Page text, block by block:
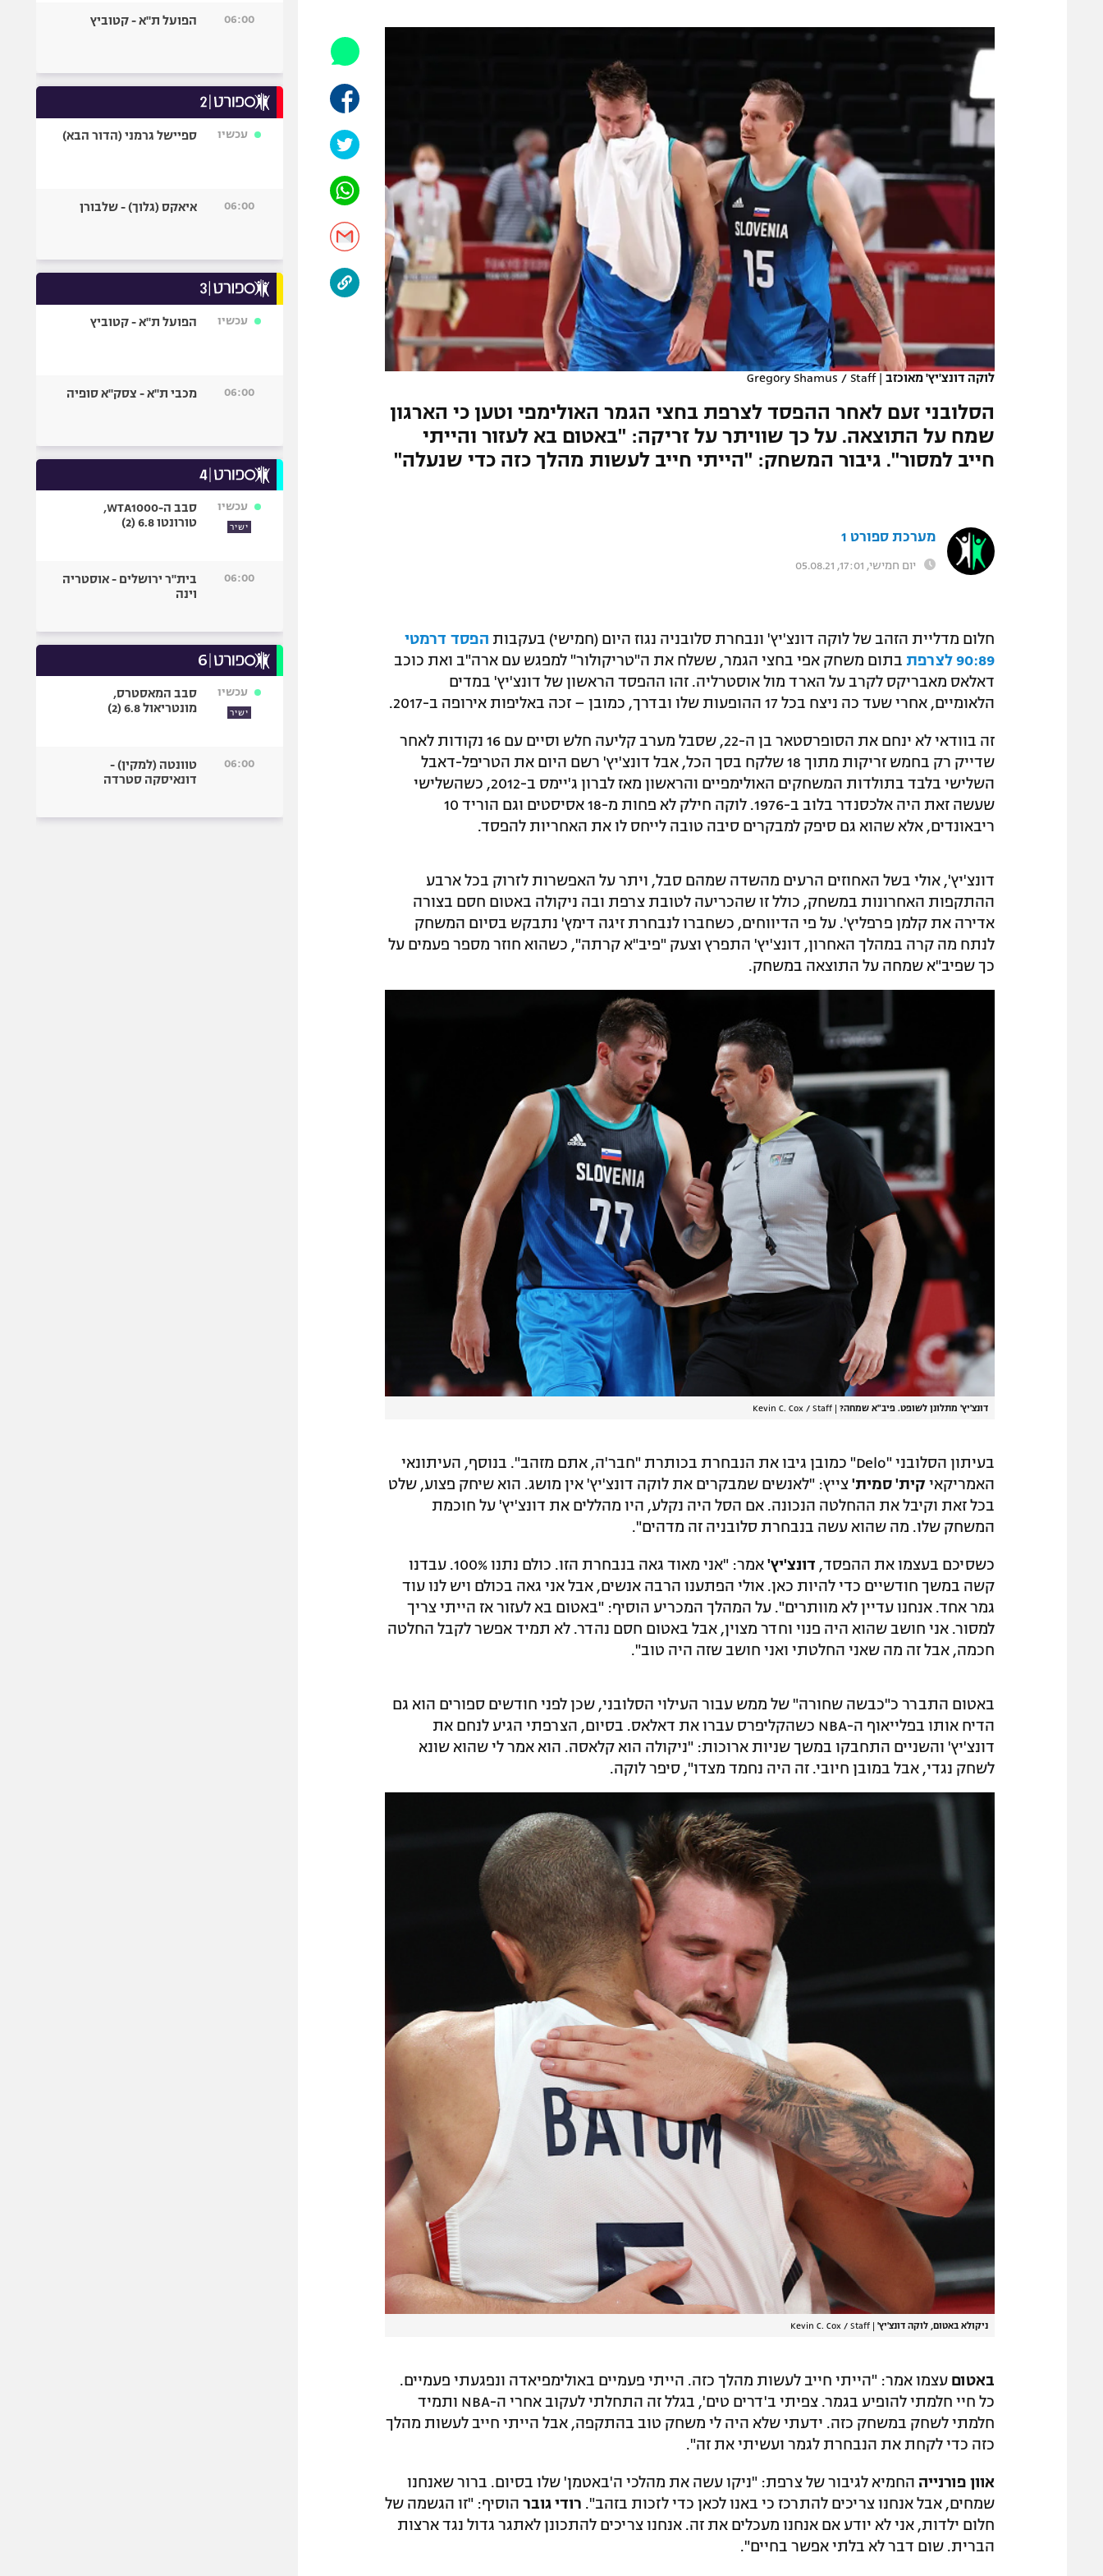
תקנון משתתפים וזוכים בפרסים
תקנון עבור פעילות אלקטרה
תקנון עבור פעילות ספורט 1 – "מרלן"
גיימינג E-Sports
תנאי שימוש
מדיניות פרטיות
תקנון פעילות ספורט 1
רשיון להקרנה פומבית לבית עסק
הצטרפות לחבילת הערוצים
תגיות
המגזין
הפועל תל אביב
הפועל באר שבע
מכבי נתניה
בני יהודה
ליגה סינית
ליגות נוספות
אופניים
כדורמים
פוטבול אמריקאי NFL
בייסבול MLB
לוקה דונצ'יץ' מאוכזב |
Gregory Shamus / Staff
הסלובני זעם לאחר ההפסד לצרפת בחצי הגמר האולימפי וטען כי הארגון
שמח על התוצאה. על כך שוויתר על זריקה: "באטום בא לעזור והייתי
חייב למסור". גיבור המשחק: "הייתי חייב לעשות מהלך כזה כדי שנעלה"
מערכת ספורט 1
יום חמישי, 17:01, 05.08.21
חלום מדליית הזהב של לוקה דונצ'יץ' ונבחרת סלובניה נגוז היום (חמישי) בעקבות הפסד דרמטי
90:89 לצרפת
בתום משחק אפי בחצי הגמר, ששלח את ה"טריקולור" למפגש עם ארה"ב ואת כוכב
דאלאס מאבריקס לקרב על הארד מול אוסטרליה. זהו ההפסד הראשון של דונצ'יץ' במדים
הלאומיים, אחרי שעד כה ניצח בכל 17 ההופעות שלו ובדרך, כמובן – זכה באליפות אירופה ב-2017.
זה בוודאי לא ינחם את הסופרסטאר בן ה-22, שסבל מערב קליעה חלש וסיים עם 16 נקודות לאחר
שדייק רק בחמש זריקות מתוך 18 שלקח בסך הכל, אבל דונצ'יץ' רשם היום את הטריפל-דאבל
השלישי בלבד בתולדות המשחקים האולימפיים והראשון מאז לברון ג'יימס ב-2012, כשהשלישי
שעשה זאת היה אלכסנדר בלוב ב-1976. לוקה חילק לא פחות מ-18 אסיסטים וגם הוריד 10
ריבאונדים, אלא שהוא גם סיפק למבקרים סיבה טובה לייחס לו את האחריות להפסד.
דונצ'יץ', אולי בשל האחוזים הרעים מהשדה שמהם סבל, ויתר על האפשרות לזרוק בכל ארבע
ההתקפות האחרונות במשחק, כולל זו שהכריעה לטובת צרפת ובה ניקולה באטום חסם בצורה
אדירה את קלמן פרפליץ'. על פי הדיווחים, כשחברו לנבחרת זיגה דימץ' נתבקש בסיום המשחק
לנתח מה קרה במהלך האחרון, דונצ'יץ' התפרץ וצעק "פיב"א קרתה", כשהוא חוזר מספר פעמים על
כך שפיב"א שמחה על התוצאה במשחק.
דונצ'יץ' מתלונן לשופט. פיב"א שמחה? Kevin C. Cox / Staff
בעיתון הסלובני "Delo" כמובן גיבו את הנבחרת בכותרת "חבר'ה, אתם מזהב". בנוסף, העיתונאי
האמריקאי קית' סמית' צייץ: "לאנשים שמבקרים את לוקה דונצ'יץ' אין מושג. הוא שיחק פצוע, שלט
בכל זאת וקיבל את ההחלטה הנכונה. אם הסל היה נקלע, היו מהללים את דונצ'יץ' על חוכמת
המשחק שלו. מה שהוא עשה בנבחרת סלובניה זה מדהים".
כשסיכם בעצמו את ההפסד, דונצ'יץ'
אמר: "אני מאוד גאה בנבחרת הזו. כולם נתנו 100%. עבדנו
קשה במשך חודשיים כדי להיות כאן. אולי הפתענו הרבה אנשים, אבל אני גאה בכולם ויש לנו עוד
גמר אחד. אנחנו עדיין לא מוותרים". על המהלך המכריע הוסיף: "באטום בא לעזור אז הייתי צריך
למסור. אני חושב שהוא היה פנוי וחדר מצוין, אבל באטום חסם נהדר. לא תמיד אפשר לקבל החלטה
חכמה, אבל זה מה שאני החלטתי ואני חושב שזה היה טוב".
באטום התברר כ"כבשה שחורה" של ממש עבור העילוי הסלובני, שכן לפני חודשים ספורים הוא גם
הדיח אותו בפלייאוף ה-NBA כשהקליפרס עברו את דאלאס. בסיום, הצרפתי הגיע לנחם את
דונצ'יץ' והשניים התחבקו במשך שניות ארוכות: "ניקולה הוא קלאסה. הוא אמר לי שהוא שונא
לשחק נגדי, אבל במובן חיובי. זה היה נחמד מצדו", סיפר לוקה.
ניקולא באטום, לוקה דונצ'יץ' |
Kevin C. Cox / Staff
באטום עצמו אמר: "הייתי חייב לעשות מהלך כזה. הייתי פעמיים באולימפיאדה ונפגעתי פעמיים.
כל חיי חלמתי להופיע בגמר. צפיתי ב'דרים טים', בגלל זה התחלתי לעקוב אחרי ה-NBA ותמיד
חלמתי לשחק במשחק כזה. ידעתי שלא היה לי משחק טוב בהתקפה, אבל הייתי חייב לעשות מהלך
כזה כדי לקחת את הנבחרת לגמר ועשיתי את זה".
אוון פורנייה החמיא לגיבור של צרפת: "ניקו עשה את מהלכי ה'באטמן' שלו בסיום. ברור שאנחנו
שמחים, אבל אנחנו צריכים להתרכז כי באנו לכאן כדי לזכות בזהב". רודי גובר הוסיף: "זו הגשמה של
חלום ילדות, אני לא יודע אם אנחנו מעכלים את זה. אנחנו צריכים להתכונן לאתגר גדול נגד ארצות
הברית. שום דבר לא בלתי אפשר בחיים".
06:00 הפועל ת"א - קטוביץ
עכשיו ספיישל גרמני (הדור הבא)
06:00 איאקס (גלוך) - שלבורן
עכשיו הפועל ת"א - קטוביץ
06:00 מכבי ת"א - צסק"א סופיה
עכשיו
ישיר
סבב ה-WTA1000,
טורונטו 6.8 (2)
06:00
בית"ר ירושלים - אוסטריה
וינה
עכשיו
ישיר
סבב המאסטרס,
מונטריאול 6.8 (2)
06:00
טוונטה (למקין) -
דונאיסקה סטרדה